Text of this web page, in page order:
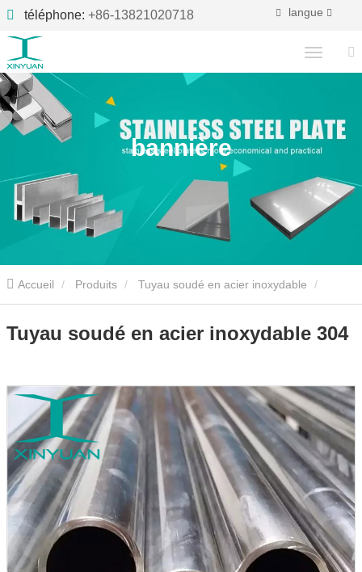
téléphone: +86-13821020718 langue
bannière
Accueil Produits Tuyau soudé en acier inoxydable
Tuyau soudé en acier inoxydable 304
Tuyau soudé en acier inoxydable 304